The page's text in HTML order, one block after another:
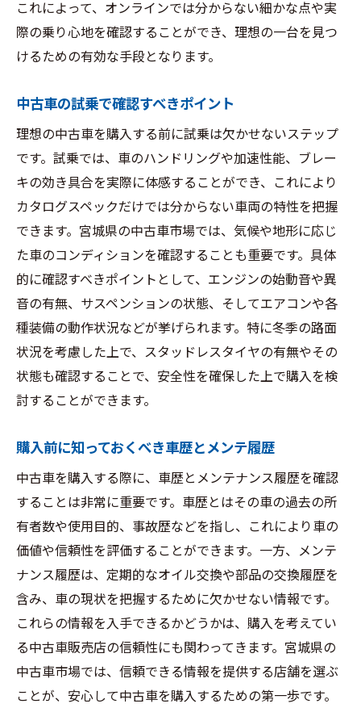
これによって、オンラインでは分からない細かな点や実
際の乗り心地を確認することができ、理想の一台を見つ
けるための有効な手段となります。
中古車の試乗で確認すべきポイント
理想の中古車を購入する前に試乗は欠かせないステップ
です。試乗では、車のハンドリングや加速性能、ブレー
キの効き具合を実際に体感することができ、これにより
カタログスペックだけでは分からない車両の特性を把握
できます。宮城県の中古車市場では、気候や地形に応じ
た車のコンディションを確認することも重要です。具体
的に確認すべきポイントとして、エンジンの始動音や異
音の有無、サスペンションの状態、そしてエアコンや各
種装備の動作状況などが挙げられます。特に冬季の路面
状況を考慮した上で、スタッドレスタイヤの有無やその
状態も確認することで、安全性を確保した上で購入を検
討することができます。
購入前に知っておくべき車歴とメンテ履歴
中古車を購入する際に、車歴とメンテナンス履歴を確認
することは非常に重要です。車歴とはその車の過去の所
有者数や使用目的、事故歴などを指し、これにより車の
価値や信頼性を評価することができます。一方、メンテ
ナンス履歴は、定期的なオイル交換や部品の交換履歴を
含み、車の現状を把握するために欠かせない情報です。
これらの情報を入手できるかどうかは、購入を考えてい
る中古車販売店の信頼性にも関わってきます。宮城県の
中古車市場では、信頼できる情報を提供する店舗を選ぶ
ことが、安心して中古車を購入するための第一歩です。